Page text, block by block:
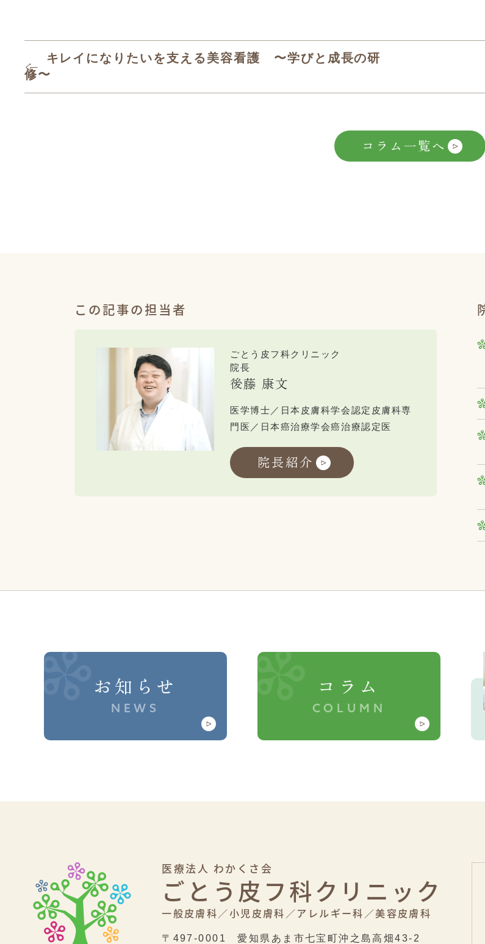
キレイになりたいを支える美容看護 〜学びと成長の研
修〜
コラム一覧へ
この記事の担当者
ごとう皮フ科クリニック
院長
後藤 康文
医学博士／日本皮膚科学会認定皮膚科専
門医／日本癌治療学会癌治療認定医
院長紹介
お知らせ
NEWS
コラム
COLUMN
医療法人 わかくさ会
ごとう皮フ科クリニック
一般皮膚科／小児皮膚科／アレルギー科／美容皮膚科
〒497-0001愛知県あま市七宝町沖之島高畑43-2